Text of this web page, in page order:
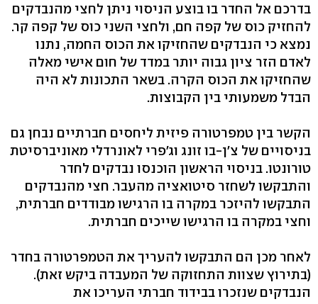
בדרכם אל החדר בו בוצע הניסוי ניתן לחצי מהנבדקים
להחזיק כוס של קפה חם, ולחצי השני כוס של קפה קר.
נמצא כי הנבדקים שהחזיקו את הכוס החמה, נתנו
לאדם הזר ציון גבוה יותר במדד של חום אישי מאלה
שהחזיקו את הכוס הקרה. בשאר התכונות לא היה
הבדל משמעותי בין הקבוצות.
הקשר בין טמפרטורה פיזית ליחסים חברתיים נבחן גם
בניסויים של צ'ן-בו זונג וג'פרי לאונרדלי מאוניברסיטת
טורונטו. בניסוי הראשון הוכנסו נבדקים לחדר
והתבקשו לשחזר סיטואציה מהעבר. חצי מהנבדקים
התבקשו להיזכר במקרה בו הרגישו מבודדים חברתית,
וחצי במקרה בו הרגישו שייכים חברתית.
לאחר מכן הם התבקשו להעריך את הטמפרטורה בחדר
(בתירוץ שצוות התחזוקה של המעבדה ביקש זאת).
הנבדקים שנזכרו בבידוד חברתי העריכו את